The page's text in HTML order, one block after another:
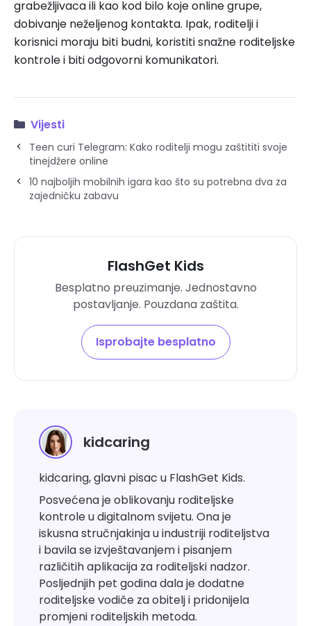
grabežljivaca ili kao kod bilo koje online grupe,
dobivanje neželjenog kontakta. Ipak, roditelji i
korisnici moraju biti budni, koristiti snažne roditeljske
kontrole i biti odgovorni komunikatori.
Vijesti
Teen curi Telegram: Kako roditelji mogu zaštititi svoje
tinejdžere online
10 najboljih mobilnih igara kao što su potrebna dva za
zajedničku zabavu
FlashGet Kids
Besplatno preuzimanje. Jednostavno
postavljanje. Pouzdana zaštita.
Isprobajte besplatno
kidcaring
kidcaring, glavni pisac u FlashGet Kids.
Posvećena je oblikovanju roditeljske
kontrole u digitalnom svijetu. Ona je
iskusna stručnjakinja u industriji roditeljstva
i bavila se izvještavanjem i pisanjem
različitih aplikacija za roditeljski nadzor.
Posljednjih pet godina dala je dodatne
roditeljske vodiče za obitelj i pridonijela
promjeni roditeljskih metoda.